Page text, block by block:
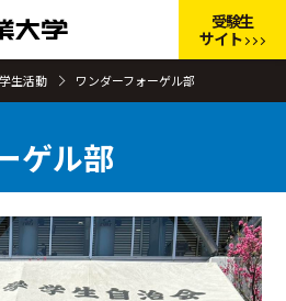
受験生
サイト
学生活動 ワンダーフォーゲル部
ゲル部